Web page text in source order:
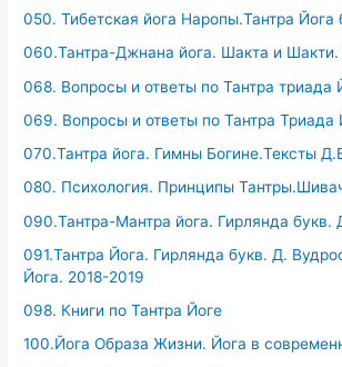
050. Тибетская йога Наропы.Тантра Йога
060.Тантра-Джнана йога. Шакта и
068. Вопросы и ответы по Тантра триада
069. Вопросы и ответы по Тантра Триада
070.Тантра йога. Гимны Богине.Тексты
080. Психология. Принципы
090.Тантра-Мантра йога. Гирлянда букв.
091.Тантра Йога. Гирлянда букв. Д.
Йога. 2018-2019
098. Книги по Тантра Йоге
100.Йога Образа Жизни. Йога в